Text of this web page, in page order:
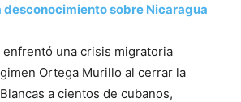
desconocimiento sobre Nicaragua
una crisis migratoria
Ortega Murillo al cerrar la
a cientos de cubanos,